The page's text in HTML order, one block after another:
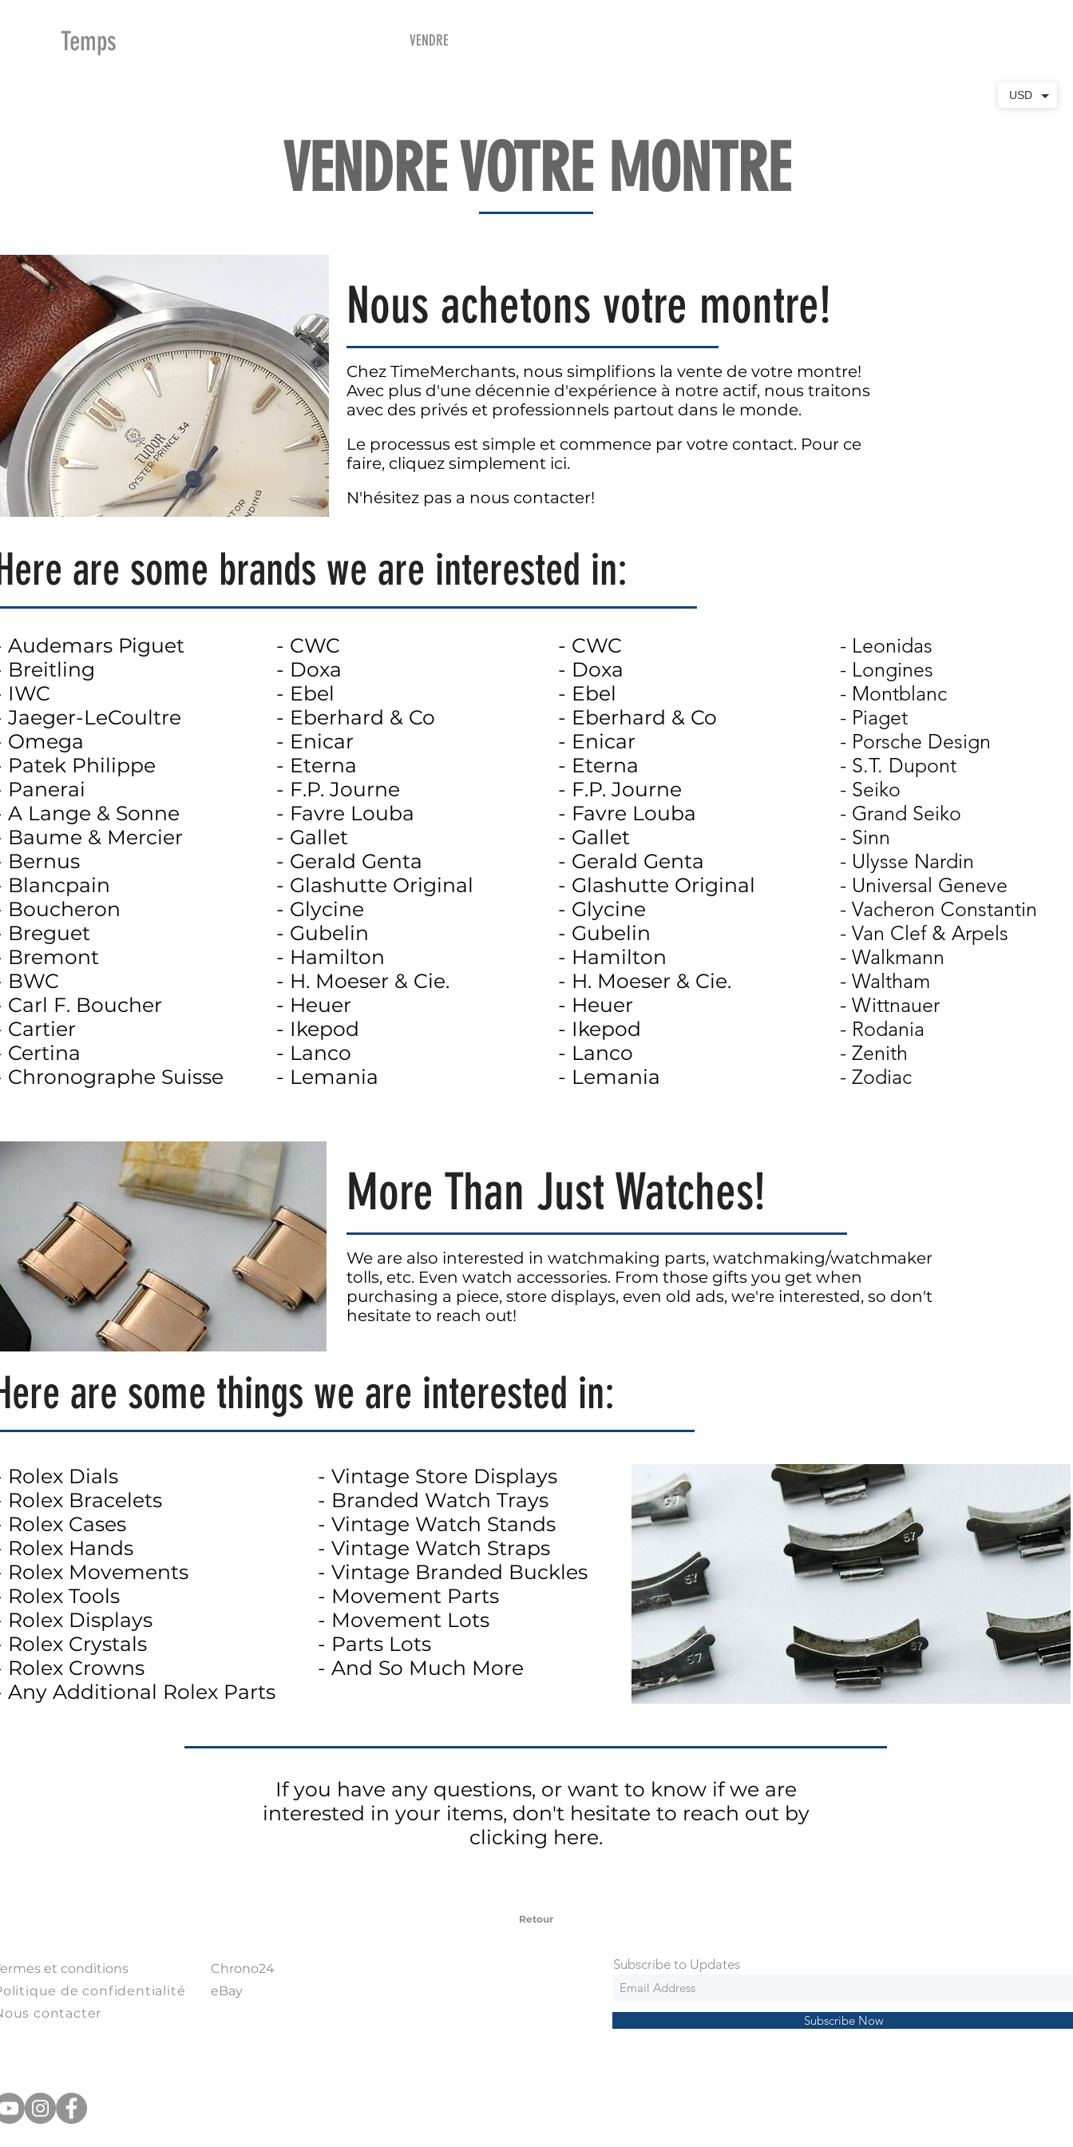
Temps VENDRE
VENDRE VOTRE MONTRE
Nous achetons votre montre!
Chez TimeMerchants, nous simplifions la vente de votre montre!
Avec plus d'une décennie d'expérience à notre actif, nous traitons
avec des privés et professionnels partout dans le monde.
Le processus est simple et commence par votre contact. Pour ce
faire, cliquez simplement ici.
N'hésitez pas a nous contacter!
are some brands we are interested in:
Audemars Piguet
Breitling
IWC
Jaeger-LeCoultre
Omega
Patek Philippe
Panerai
A Lange & Sonne
Baume & Mercier
Bernus
Blancpain
Boucheron
Breguet
Bremont
BWC
Carl F. Boucher
Cartier
Certina
Chronographe Suisse
- CWC
- Doxa
- Ebel
- Eberhard & Co
- Enicar
- Eterna
- F.P. Journe
- Favre Louba
- Gallet
- Gerald Genta
- Glashutte Original
- Glycine
- Gubelin
- Hamilton
- H. Moeser & Cie.
- Heuer
- Ikepod
- Lanco
- Lemania
- CWC
- Doxa
- Ebel
- Eberhard & Co
- Enicar
- Eterna
- F.P. Journe
- Favre Louba
- Gallet
- Gerald Genta
- Glashutte Original
- Glycine
- Gubelin
- Hamilton
- H. Moeser & Cie.
- Heuer
- Ikepod
- Lanco
- Lemania
- Leonidas
- Longines
- Montblanc
- Piaget
- Porsche Design
- S.T. Dupont
- Seiko
- Grand Seiko
- Sinn
- Ulysse Nardin
- Universal Geneve
- Vacheron Constantin
- Van Clef & Arpels
- Walkmann
- Waltham
- Wittnauer
- Rodania
- Zenith
- Zodiac
More Than Just Watches!
We are also interested in watchmaking parts, watchmaking/watchmaker
tolls, etc. Even watch accessories. From those gifts you get when
purchasing a piece, store displays, even old ads, we're interested, so don't
hesitate to reach out!
are some things we are interested in:
Rolex Dials
Rolex Bracelets
Rolex Cases
Rolex Hands
Rolex Movements
Rolex Tools
Rolex Displays
Rolex Crystals
Rolex Crowns
Any Additional Rolex Parts
- Vintage Store Displays
- Branded Watch Trays
- Vintage Watch Stands
- Vintage Watch Straps
- Vintage Branded Buckles
- Movement Parts
- Movement Lots
- Parts Lots
- And So Much More
If you have any questions, or want to know if we are
interested in your items, don't hesitate to reach out by
clicking here.
Retour
et conditions
de confidentialité
contacter
Chrono24
eBay
Subscribe to Updates
Subscribe Now
USD